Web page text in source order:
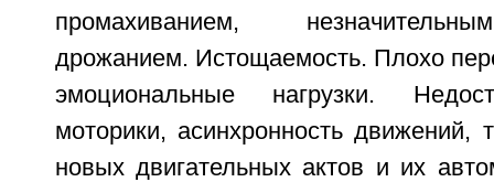
промахиванием,
дрожанием. Истощаемость. Плохо
эмоциональные нагрузки.
моторики, асинхронность движений,
новых двигательных актов и их